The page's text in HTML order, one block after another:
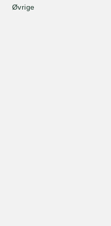
Øvrige